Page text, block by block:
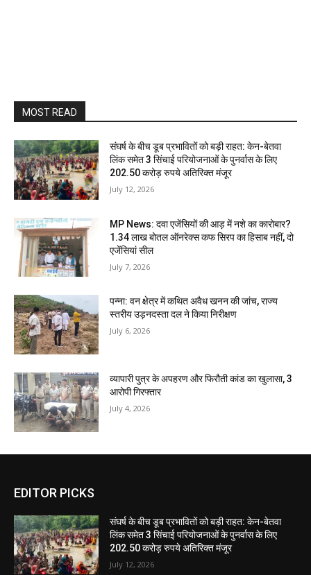
MOST READ
संघर्ष के बीच डूब प्रभावितों को बड़ी राहत: केन-बेतवा
लिंक समेत 3 सिंचाई परियोजनाओं के पुनर्वास के लिए
202.50 करोड़ रुपये अतिरिक्त मंजूर
July 12, 2026
MP News: दवा एजेंसियों की आड़ में नशे का कारोबार?
1.34 लाख बोतल ऑनरेक्स कफ सिरप का हिसाब नहीं, दो
एजेंसियां सील
July 7, 2026
पन्ना: वन क्षेत्र में कथित अवैध खनन की जांच, राज्य
स्तरीय उड़नदस्ता दल ने किया निरीक्षण
July 6, 2026
व्यापारी पुत्र के अपहरण और फिरौती कांड का खुलासा, 3
आरोपी गिरफ्तार
July 4, 2026
EDITOR PICKS
संघर्ष के बीच डूब प्रभावितों को बड़ी राहत: केन-बेतवा
लिंक समेत 3 सिंचाई परियोजनाओं के पुनर्वास के लिए
202.50 करोड़ रुपये अतिरिक्त मंजूर
July 12, 2026